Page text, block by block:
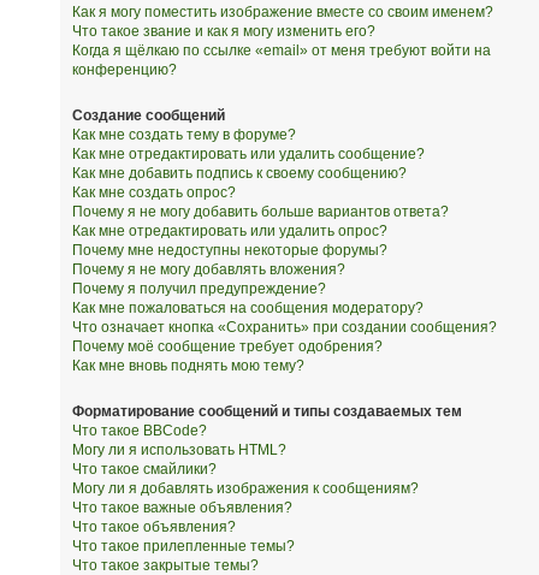
Как я могу поместить изображение вместе со своим именем?
Что такое звание и как я могу изменить его?
Когда я щёлкаю по ссылке «email» от меня требуют войти на
конференцию?
Создание сообщений
Как мне создать тему в форуме?
Как мне отредактировать или удалить сообщение?
Как мне добавить подпись к своему сообщению?
Как мне создать опрос?
Почему я не могу добавить больше вариантов ответа?
Как мне отредактировать или удалить опрос?
Почему мне недоступны некоторые форумы?
Почему я не могу добавлять вложения?
Почему я получил предупреждение?
Как мне пожаловаться на сообщения модератору?
Что означает кнопка «Сохранить» при создании сообщения?
Почему моё сообщение требует одобрения?
Как мне вновь поднять мою тему?
Форматирование сообщений и типы создаваемых тем
Что такое BBCode?
Могу ли я использовать HTML?
Что такое смайлики?
Могу ли я добавлять изображения к сообщениям?
Что такое важные объявления?
Что такое объявления?
Что такое прилепленные темы?
Что такое закрытые темы?